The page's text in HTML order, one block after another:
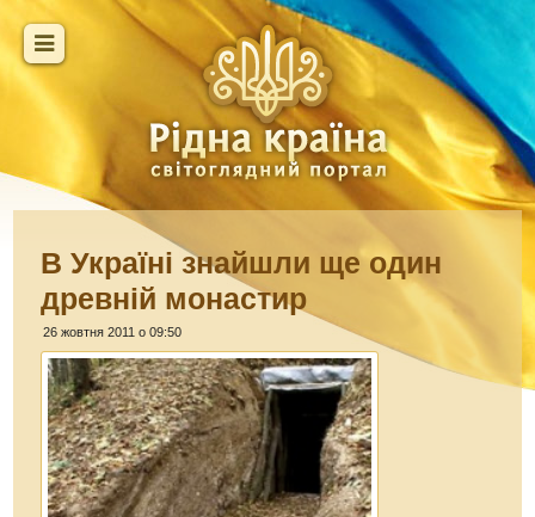
В Україні знайшли ще один
древній монастир
26 жовтня 2011 о 09:50